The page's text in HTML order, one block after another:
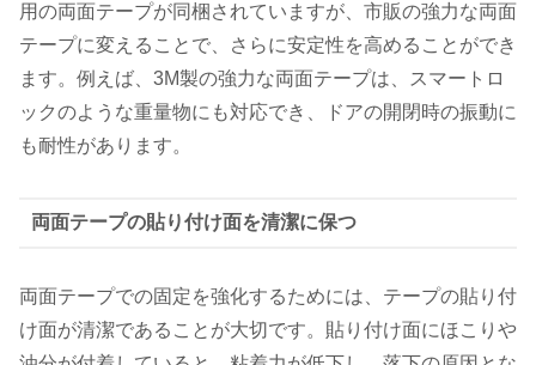
用の両面テープが同梱されていますが、市販の強力な両面
テープに変えることで、さらに安定性を高めることができ
ます。例えば、3M製の強力な両面テープは、スマートロ
ックのような重量物にも対応でき、ドアの開閉時の振動に
も耐性があります。
両面テープの貼り付け面を清潔に保つ
両面テープでの固定を強化するためには、テープの貼り付
け面が清潔であることが大切です。貼り付け面にほこりや